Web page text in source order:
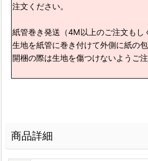
注文ください。
紙管巻き発送（4M以上のご注文もし
生地を紙管に巻き付けて外側に紙の
開梱の際は生地を傷つけないようご注
商品詳細